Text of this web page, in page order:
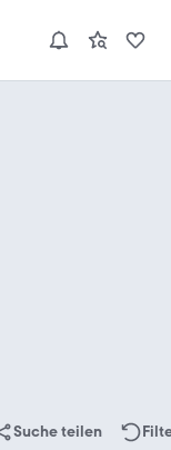
Suche teilen